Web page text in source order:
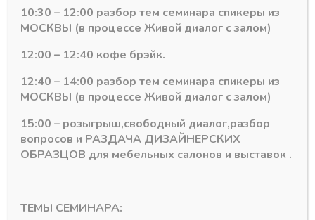
мм
3D
фиксатором
доводчиком
Похожие товары
10:30 – 12:00 разбор тем семинара спикеры из
МОСКВЫ (в процессе Живой диалог с залом)
12:00 – 12:40 кофе брэйк.
12:40 – 14:00 разбор тем семинара спикеры из
МОСКВЫ (в процессе Живой диалог с залом)
15:00 – розыгрыш,свободный диалог,разбор
вопросов и РАЗДАЧА ДИЗАЙНЕРСКИХ
ОБРАЗЦОВ для мебельных салонов и выставок .
ТЕМЫ СЕМИНАРА: